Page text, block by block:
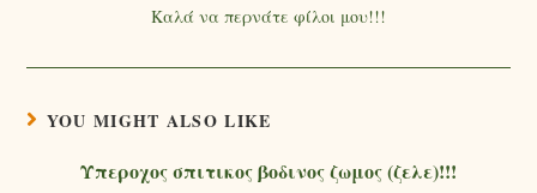
Καλά να περνάτε φίλοι μου!!!
YOU MIGHT ALSO LIKE
Υπεροχος σπιτικος βοδινος ζωμος (ζελε)!!!